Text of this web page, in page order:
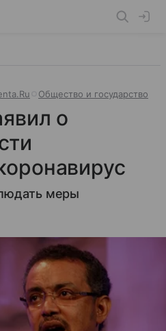
Общество и государство
о
меры